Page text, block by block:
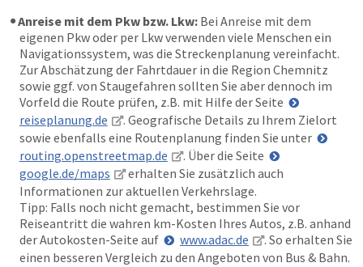
Anreise mit dem Pkw bzw. Lkw: Bei Anreise mit dem
eigenen Pkw oder per Lkw verwenden viele Menschen ein
Navigationssystem, was die Streckenplanung vereinfacht.
Zur Abschätzung der Fahrtdauer in die Region Chemnitz
sowie ggf. von Staugefahren sollten Sie aber dennoch im
Vorfeld die Route prüfen, z.B. mit Hilfe der Seite
reiseplanung.de
. Geografische Details zu Ihrem Zielort
sowie ebenfalls eine Routenplanung finden Sie unter
routing.openstreetmap.de
. Über die Seite
google.de/maps
erhalten Sie zusätzlich auch
Informationen zur aktuellen Verkehrslage.
Tipp: Falls noch nicht gemacht, bestimmen Sie vor
Reiseantritt die wahren km-Kosten Ihres Autos, z.B. anhand
der Autokosten-Seite auf
www.adac.de
. So erhalten Sie
einen besseren Vergleich zu den Angeboten von Bus & Bahn.